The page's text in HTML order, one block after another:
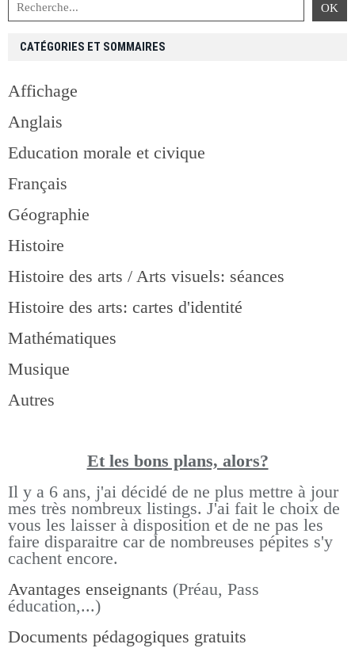
CATÉGORIES ET SOMMAIRES
Affichage
Anglais
Education morale et civique
Français
Géographie
Histoire
Histoire des arts / Arts visuels: séances
Histoire des arts: cartes d'identité
Mathématiques
Musique
Autres
Et les bons plans, alors?
Il y a 6 ans, j'ai décidé de ne plus mettre à jour
mes très nombreux listings. J'ai fait le choix de
vous les laisser à disposition et de ne pas les
faire disparaitre car de nombreuses pépites s'y
cachent encore.
Avantages enseignants (Préau, Pass
éducation,...)
Documents pédagogiques gratuits